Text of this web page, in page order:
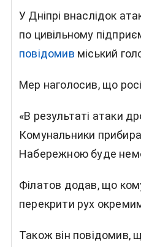
У Дніпрі внаслідок
по цивільному
повідомив міський
Мер наголосив, що
«В результаті атаки
Комунальники
Набережною буде
Філатов додав, що
перекрити рух
Також він повідомив,